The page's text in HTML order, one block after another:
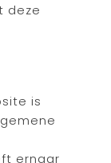
deze
is
ernaar